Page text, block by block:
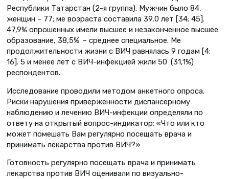
Республики Татарстан (2-я группа). Мужчин было 84,
женщин – 77; ме возраста составила 39,0 лет [34; 45].
47,9% опрошенных имели высшее и незаконченное высшее
образование, 38,5% – среднее специальное. Ме
продолжительности жизни с ВИЧ равнялась 9 годам [4;
16]. 5 и менее лет с ВИЧ-инфекцией жили 50 (31,1%)
респондентов.
Исследование проводили методом анкетного опроса.
Риски нарушения приверженности диспансерному
наблюдению и лечению ВИЧ-инфекции определяли по
ответу на открытый вопрос-индикатор: «Что или кто
может помешать Вам регулярно посещать врача и
принимать лекарства против ВИЧ?»
Готовность регулярно посещать врача и принимать
лекарства против ВИЧ оценивали по визуально-